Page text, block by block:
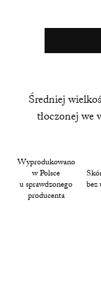
Średniej
tłoczonej we
Wyprodukowano
w Polsce
u sprawdzonego
producenta
bez